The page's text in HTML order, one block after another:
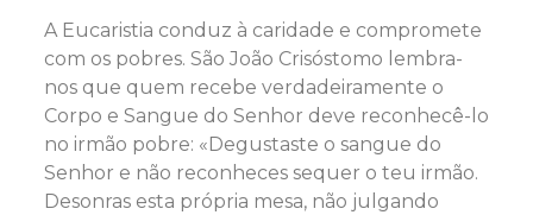
A Eucaristia conduz à caridade e compromete
com os pobres. São João Crisóstomo lembra-
nos que quem recebe verdadeiramente o
Corpo e Sangue do Senhor deve reconhecê-lo
no irmão pobre: «Degustaste o sangue do
Senhor e não reconheces sequer o teu irmão.
Desonras esta própria mesa, não julgando